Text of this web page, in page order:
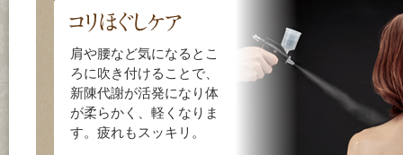
肩や腰など気になるとこ
ろに吹き付けることで、
新陳代謝が活発になり体
が柔らかく、軽くなりま
す。疲れもスッキリ。